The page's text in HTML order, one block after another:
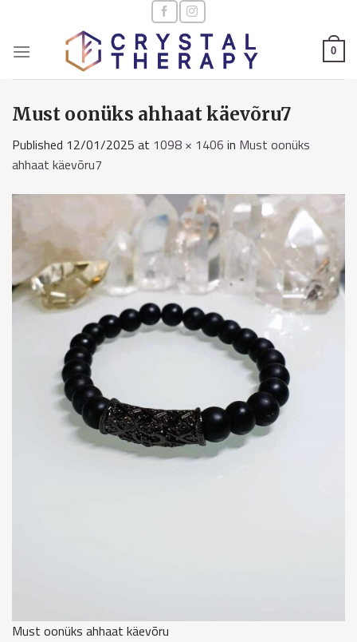
content
0
Must oonüks ahhaat käevõru7
Published 12/01/2025 at 1098 × 1406 in Must oonüks
ahhaat käevõru7
Must oonüks ahhaat käevõru